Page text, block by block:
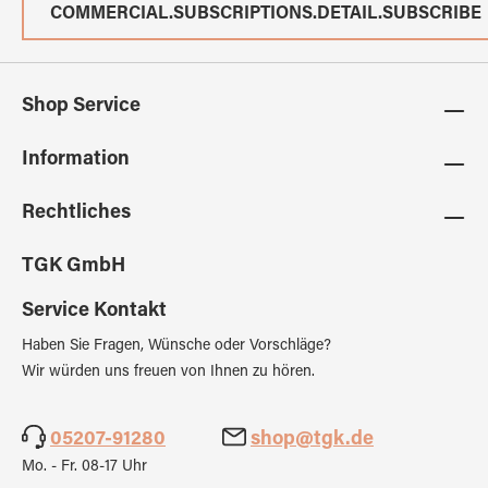
COMMERCIAL.SUBSCRIPTIONS.DETAIL.SUBSCRIBE
Shop Service
Information
Rechtliches
TGK GmbH
Service Kontakt
Haben Sie Fragen, Wünsche oder Vorschläge?
Wir würden uns freuen von Ihnen zu hören.
05207-91280 shop@tgk.de
Mo. - Fr. 08-17 Uhr